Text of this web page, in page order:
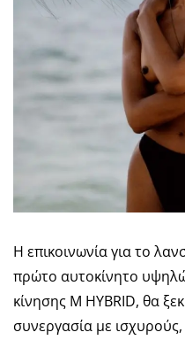
Η επικοινωνία για το
πρώτο αυτοκίνητο
κίνησης M HYBRID, θα
συνεργασία με